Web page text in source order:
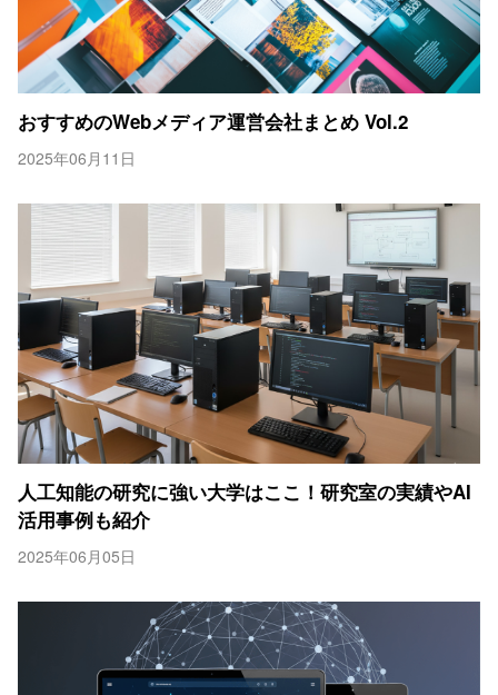
おすすめのWebメディア運営会社まとめ Vol.2
2025年06月11日
人工知能の研究に強い大学はここ！研究室の実績やAI
活用事例も紹介
2025年06月05日